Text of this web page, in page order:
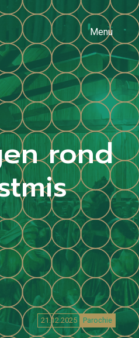
Menu
21.12.2025 Parochie
rond